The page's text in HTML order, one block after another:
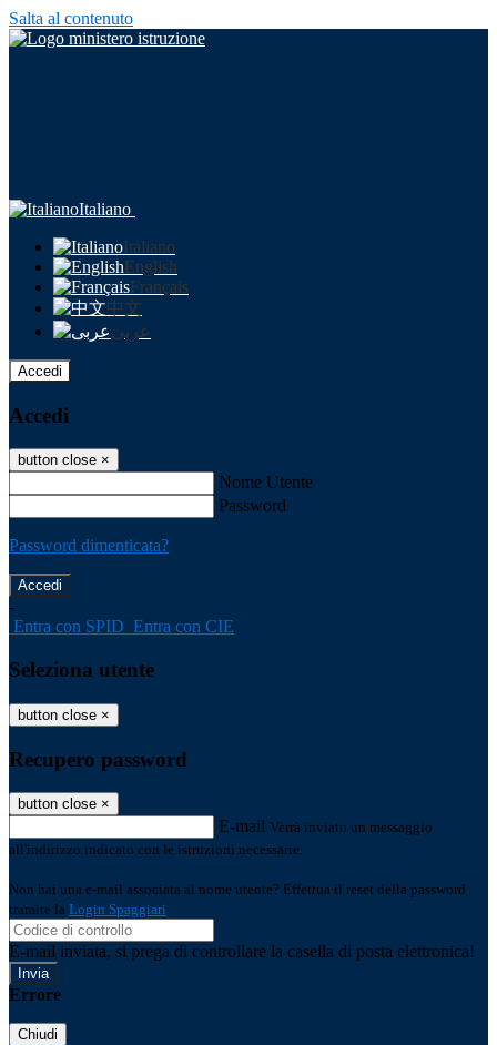
Salta al contenuto
Italiano
Italiano
English
Français
中文
عربى
Accedi
Accedi
button close ×
Nome Utente
Password
Password dimenticata?
-
Entra con SPID Entra con CIE
Seleziona utente
button close ×
Recupero password
button close ×
E-mail Verrà inviato un messaggio
all'indirizzo indicato con le istruzioni necessarie.
Non hai una e-mail associata al nome utente? Effettua il reset della password
tramite la Login Spaggiari
E-mail inviata, si prega di controllare la casella di posta elettronica!
Errore
Chiudi